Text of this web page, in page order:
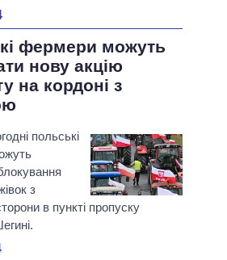
фермери можуть
нову акцію
на кордоні з
польські
з
в пункті пропуску